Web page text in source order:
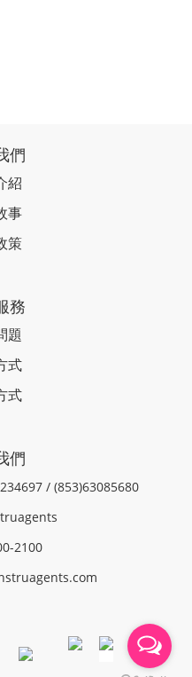
們
紹
事
策
務
題
式
式
們
/ (853)63085680
2100